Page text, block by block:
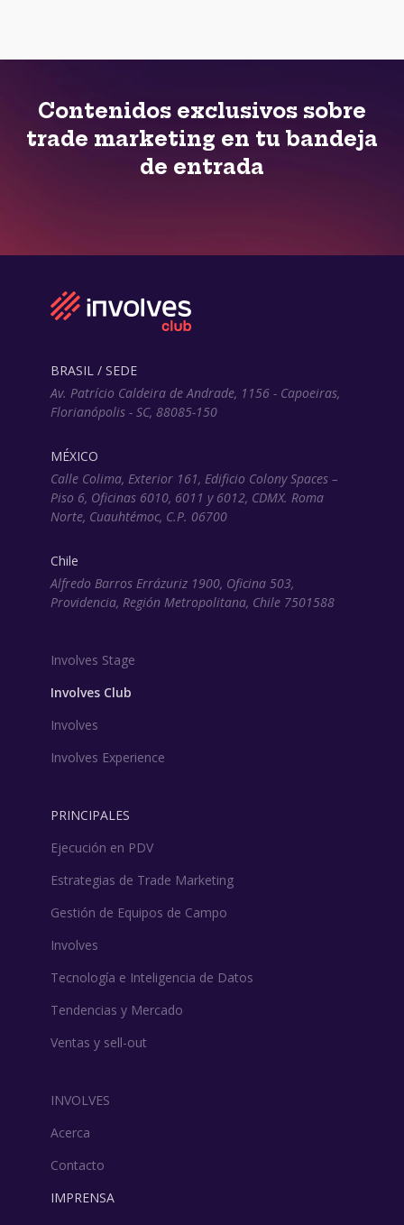
Contenidos exclusivos sobre
trade marketing en tu bandeja
de entrada
BRASIL / SEDE
Av. Patrício Caldeira de Andrade, 1156 - Capoeiras,
Florianópolis - SC, 88085-150
MÉXICO
Calle Colima, Exterior 161, Edificio Colony Spaces –
Piso 6, Oficinas 6010, 6011 y 6012, CDMX. Roma
Norte, Cuauhtémoc, C.P. 06700
Chile
Alfredo Barros Errázuriz 1900, Oficina 503,
Providencia, Región Metropolitana, Chile 7501588
Involves Stage
Involves Club
Involves
Involves Experience
PRINCIPALES
Ejecución en PDV
Estrategias de Trade Marketing
Gestión de Equipos de Campo
Involves
Tecnología e Inteligencia de Datos
Tendencias y Mercado
Ventas y sell-out
INVOLVES
Acerca
Contacto
IMPRENSA